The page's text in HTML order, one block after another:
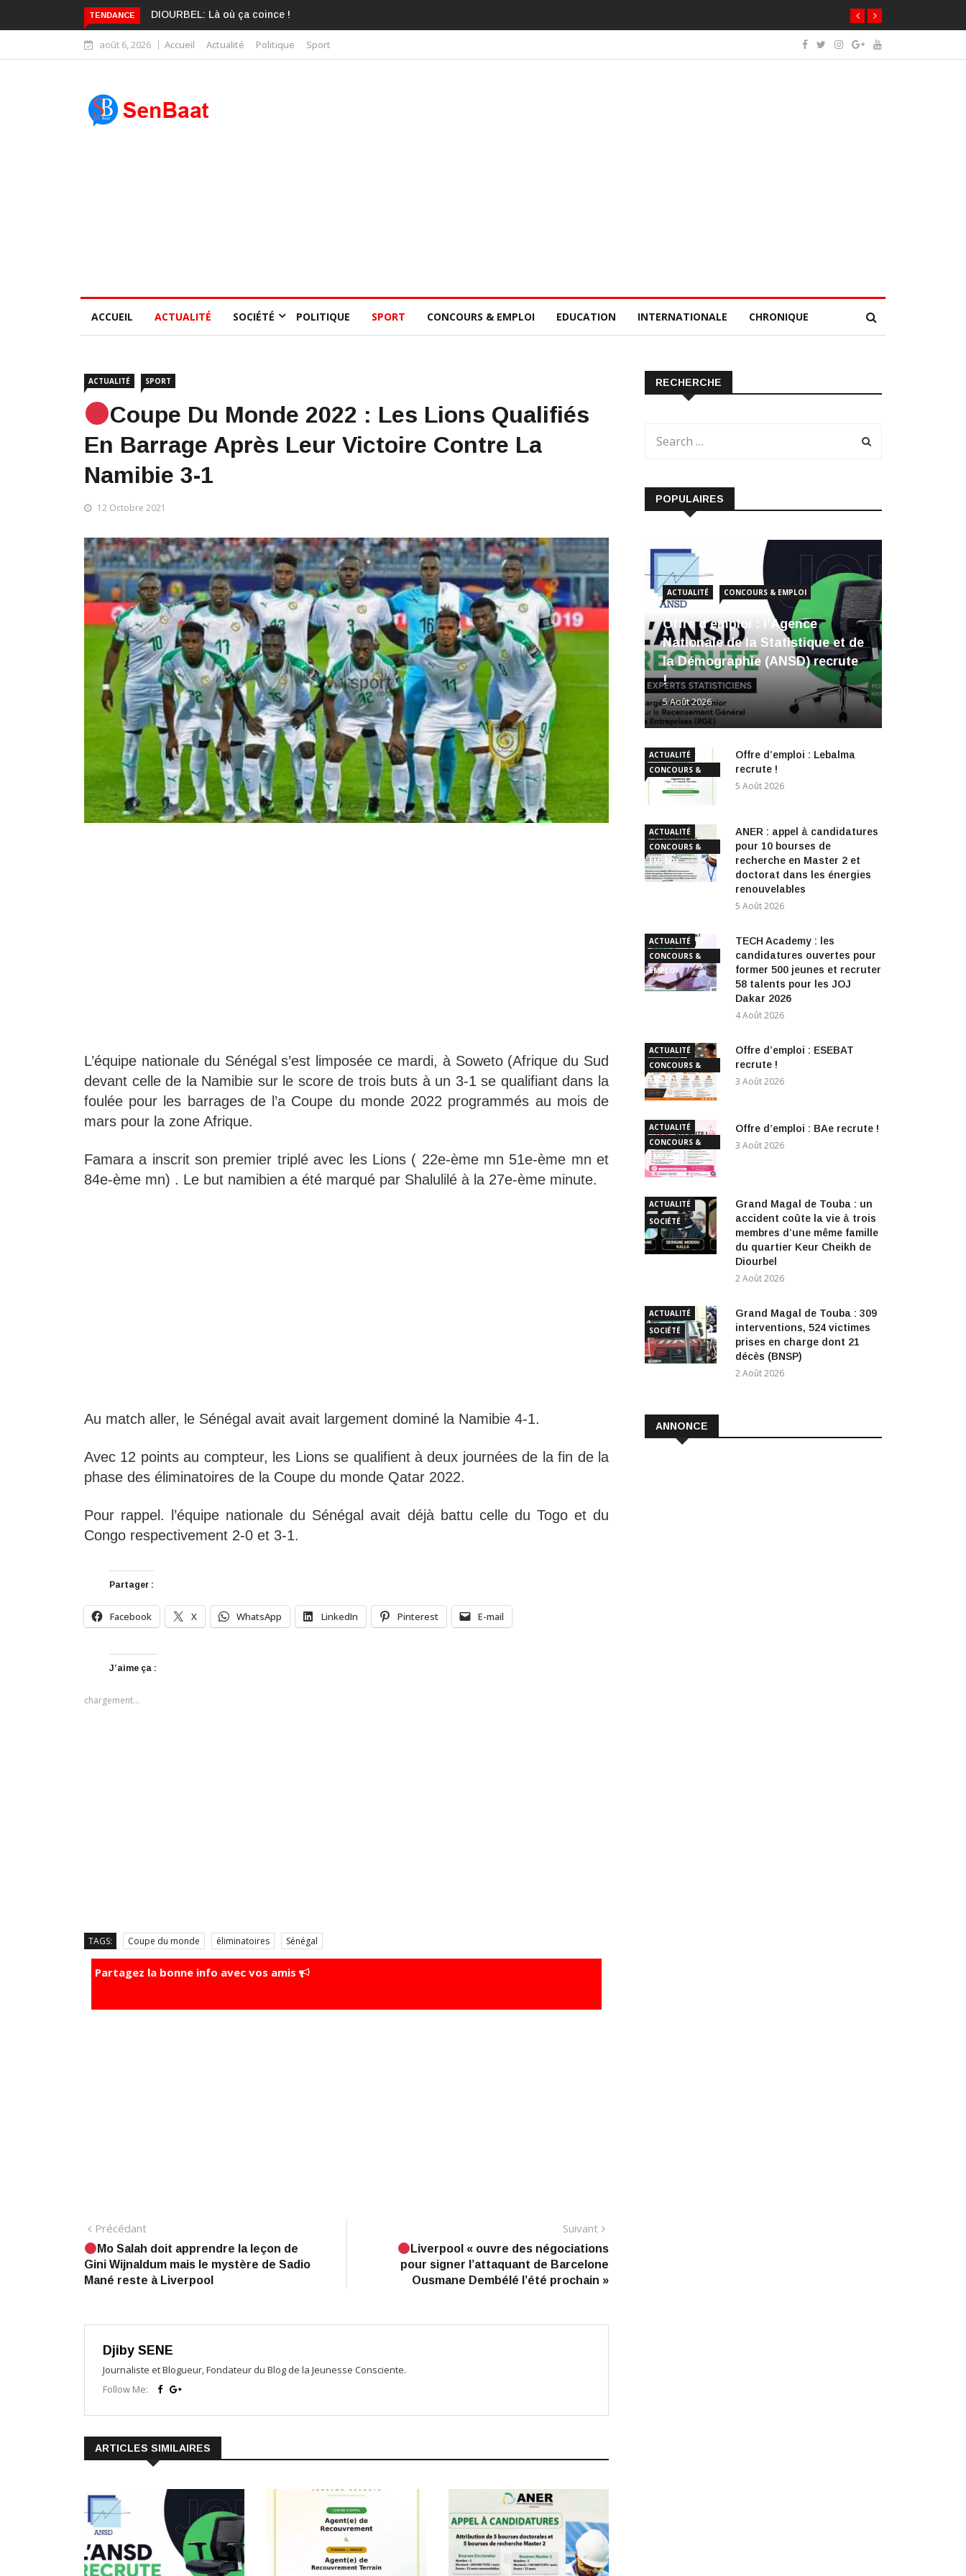
TENDANCE KARIME WADE EST DÉJÀ BLANCHI PAR LA CONSCIENCE COLLECTIVE DES SÉNÉGALAIS
août 6, 2026 Accueil Actualité Politique Sport
ACCUEIL ACTUALITÉ SOCIÉTÉ POLITIQUE SPORT CONCOURS & EMPLOI EDUCATION INTERNATIONALE CHRONIQUE
ACTUALITÉ SPORT
Coupe Du Monde 2022 : Les Lions Qualifiés
En Barrage Après Leur Victoire Contre La
Namibie 3-1
12 Octobre 2021
L’équipe nationale du Sénégal s’est limposée ce mardi, à Soweto (Afrique du Sud
devant celle de la Namibie sur le score de trois buts à un 3-1 se qualifiant dans la
foulée pour les barrages de l’a Coupe du monde 2022 programmés au mois de
mars pour la zone Afrique.
Famara a inscrit son premier triplé avec les Lions ( 22e-ème mn 51e-ème mn et
84e-ème mn) . Le but namibien a été marqué par Shalulilé à la 27e-ème minute.
Au match aller, le Sénégal avait avait largement dominé la Namibie 4-1.
Avec 12 points au compteur, les Lions se qualifient à deux journées de la fin de la
phase des éliminatoires de la Coupe du monde Qatar 2022.
Pour rappel. l’équipe nationale du Sénégal avait déjà battu celle du Togo et du
Congo respectivement 2-0 et 3-1.
Partager :
Facebook X WhatsApp LinkedIn Pinterest E-mail
J’aime ça :
chargement…
TAGS: Coupe du monde éliminatoires Sénégal
Partagez la bonne info avec vos amis
Navigation
de
l’article
PrécédantPrécédant:
Mo Salah doit apprendre la leçon de
Gini Wijnaldum mais le mystère de Sadio
Mané reste à Liverpool
Suivant
Liverpool « ouvre des négociations
pour signer l’attaquant de Barcelone
Ousmane Dembélé l’été prochain »
Djiby SENE
Journaliste et Blogueur, Fondateur du Blog de la Jeunesse Consciente.
Follow Me:
ARTICLES SIMILAIRES
RECHERCHE
POPULAIRES
ACTUALITÉ CONCOURS & EMPLOI
Offre d’emploi : l’Agence
Nationale de la Statistique et de
la Démographie (ANSD) recrute
!
5 Août 2026
ACTUALITÉ
CONCOURS &
EMPLOI
Offre d’emploi : Lebalma
recrute !
5 Août 2026
ACTUALITÉ
CONCOURS &
EMPLOI
ANER : appel à candidatures
pour 10 bourses de
recherche en Master 2 et
doctorat dans les énergies
renouvelables
5 Août 2026
ACTUALITÉ
CONCOURS &
EMPLOI
TECH Academy : les
candidatures ouvertes pour
former 500 jeunes et recruter
58 talents pour les JOJ
Dakar 2026
4 Août 2026
ACTUALITÉ
CONCOURS &
EMPLOI
Offre d’emploi : ESEBAT
recrute !
3 Août 2026
ACTUALITÉ
CONCOURS &
EMPLOI
Offre d’emploi : BAe recrute !
3 Août 2026
ACTUALITÉ
SOCIÉTÉ
Grand Magal de Touba : un
accident coûte la vie à trois
membres d’une même famille
du quartier Keur Cheikh de
Diourbel
2 Août 2026
ACTUALITÉ
SOCIÉTÉ
Grand Magal de Touba : 309
interventions, 524 victimes
prises en charge dont 21
décès (BNSP)
2 Août 2026
ANNONCE